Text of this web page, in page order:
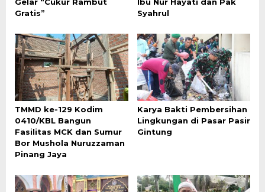
Gelar “Cukur Rambut
Gratis”
Ibu Nur Hayati dan Pak
Syahrul
TMMD ke-129 Kodim
0410/KBL Bangun
Fasilitas MCK dan Sumur
Bor Mushola Nuruzzaman
Pinang Jaya
Karya Bakti Pembersihan
Lingkungan di Pasar Pasir
Gintung